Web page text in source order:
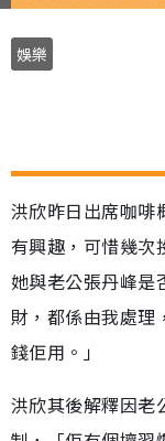
娛樂
洪欣昨日出席咖啡
有興趣，可惜幾次
她與老公張丹峰是
財，都係由我處理
錢佢用。」
洪欣其後解釋因老